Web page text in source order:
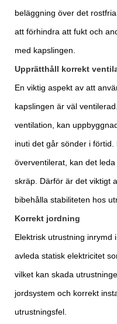
beläggning över det
att förhindra att fukt och
med kapslingen.
Upprätthåll korrekt
En viktig aspekt av att
kapslingen är väl
ventilation, kan
inuti det går sönder i
överventilerat, kan det
skräp. Därför är det viktigt
bibehålla stabiliteten hos
Korrekt jordning
Elektrisk utrustning inrymd
avleda statisk elektricitet
vilket kan skada
jordsystem och korrekt
utrustningsfel.